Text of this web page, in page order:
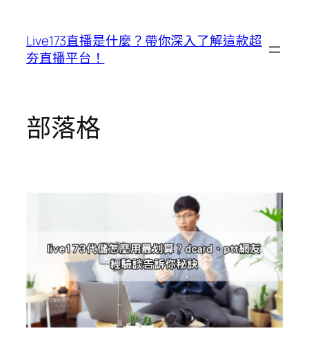
Live173直播是什麼？帶你深入了解這款超
夯直播平台！
部落格